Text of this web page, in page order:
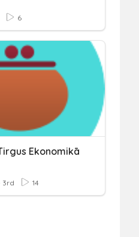
6
Ekonomikā
3rd 14